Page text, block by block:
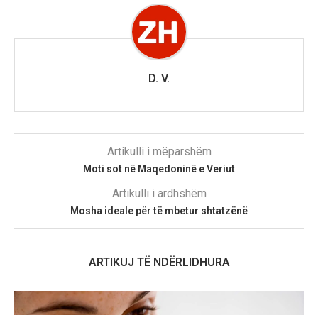
D. V.
Artikulli i mëparshëm
Moti sot në Maqedoninë e Veriut
Artikulli i ardhshëm
Mosha ideale për të mbetur shtatzënë
ARTIKUJ TË NDËRLIDHURA